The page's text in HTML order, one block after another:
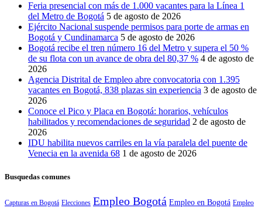
Feria presencial con más de 1.000 vacantes para la Línea 1
del Metro de Bogotá 5 de agosto de 2026
Ejército Nacional suspende permisos para porte de armas en
Bogotá y Cundinamarca 5 de agosto de 2026
Bogotá recibe el tren número 16 del Metro y supera el 50 %
de su flota con un avance de obra del 80,37 % 4 de agosto de
2026
Agencia Distrital de Empleo abre convocatoria con 1.395
vacantes en Bogotá, 838 plazas sin experiencia 3 de agosto de
2026
Conoce el Pico y Placa en Bogotá: horarios, vehículos
habilitados y recomendaciones de seguridad 2 de agosto de
2026
IDU habilita nuevos carriles en la vía paralela del puente de
Venecia en la avenida 68 1 de agosto de 2026
Busquedas comunes
Capturas en Bogotá Elecciones Empleo Bogotá Empleo en Bogotá Empleo